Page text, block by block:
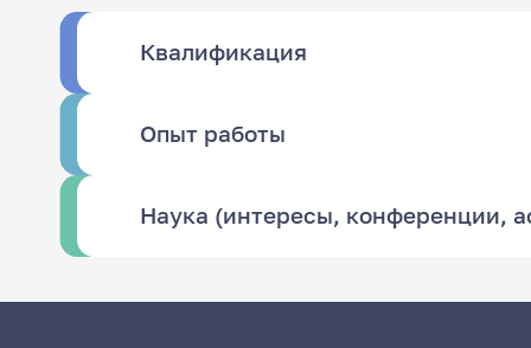
Квалификация
Опыт работы
Наука (интересы, конференции,